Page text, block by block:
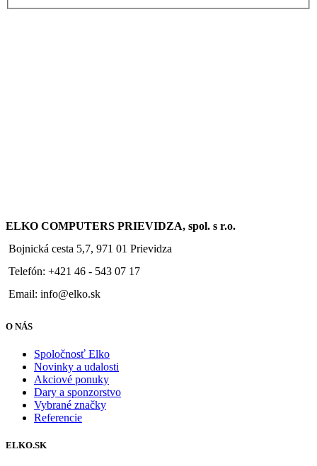
ELKO COMPUTERS PRIEVIDZA, spol. s r.o.
Bojnická cesta 5,7, 971 01 Prievidza
Telefón: +421 46 - 543 07 17
Email: info@elko.sk
O NÁS
Spoločnosť Elko
Novinky a udalosti
Akciové ponuky
Dary a sponzorstvo
Vybrané značky
Referencie
ELKO.SK